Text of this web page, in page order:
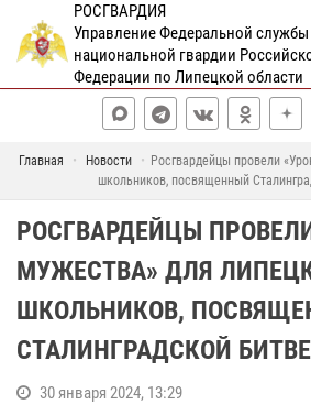
РОСГВАРДИЯ
Управление Федеральной
национальной гвардии
Федерации по Липецкой области
Главная Новости
Росгвардейцы провели
школьников, посвященный
РОСГВАРДЕЙЦЫ
МУЖЕСТВА» ДЛЯ
ШКОЛЬНИКОВ,
СТАЛИНГРАДСКОЙ БИТВЕ
30 января 2024, 13:29